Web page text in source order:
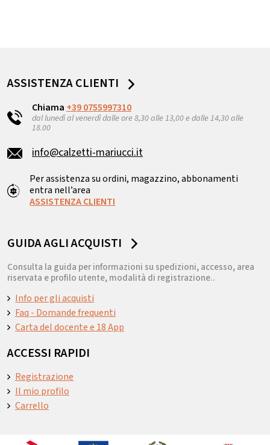
ASSISTENZA CLIENTI
Chiama +39 0755997310
dal lunedì al venerdì dalle ore 8,30 alle 13,00 e dalle 14,30 alle
18.00
info@calzetti-mariucci.it
Per assistenza su ordini, magazzino, abbonamenti
entra nell’area
ASSISTENZA CLIENTI
GUIDA AGLI ACQUISTI
Consulta la guida per informazioni su spedizioni, accesso, area
riservata e profilo utente, modalità di registrazione..
Info per gli acquisti
Faq - Domande frequenti
Carta del docente e 18 App
ACCESSI RAPIDI
Registrazione
Il mio profilo
Carrello